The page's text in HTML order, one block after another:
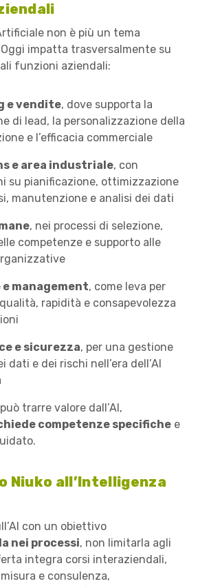
non è più un tema
Oggi impatta trasversalmente su
funzioni aziendali:
e vendite, dove supporta la
di lead, la personalizzazione della
e l’efficacia commerciale
e area industriale, con
su pianificazione, ottimizzazione
manutenzione e analisi dei dati
, nei processi di selezione,
competenze e supporto alle
management, come leva per
rapidità e consapevolezza
e sicurezza, per una gestione
dati e dei rischi nell’era dell’AI
trarre valore dall’AI,
competenze specifiche e
Niuko all’Intelligenza
con un obiettivo
nei processi, non limitarla agli
integra corsi interaziendali,
e consulenza,